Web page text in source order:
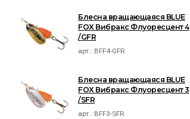
Блесна вращающаяся BLUE
FOX Вибракс Флуоресцент 4
/GFR
арт.: BFF4-GFR
Блесна вращающаяся BLUE
FOX Вибракс Флуоресцент 3
/SFR
арт.: BFF3-SFR